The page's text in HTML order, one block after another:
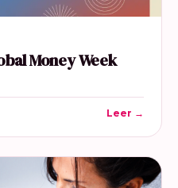
Money Week
Leer →